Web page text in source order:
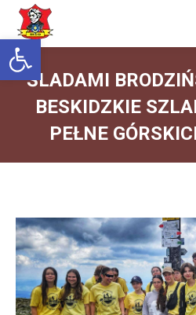
Otwórz pasek narzędzi
ŚLADAMI
BESKIDZKIE
PEŁNE